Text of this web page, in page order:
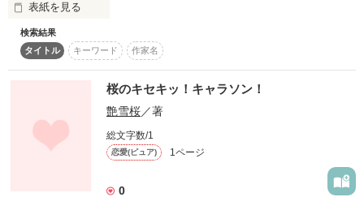
もう私には、あなたしかいないのだから。
私を傷つけては癒やす、
美しくも恐ろしいその姿――……
表紙を見る
薄桜鬼の世界に現れた少女！
それは人斬りと恐れられた鬼の娘でもあった！
その少女は最強少女で頭も良い言う事無しの少女！
その少女は訳あって新選組の屯所に訪れるすると…背後かは
「おい…そこでなにしてんだ」と言う男の声が…！
果たして少女の運命は！
検索結果
タイトル
キーワード 作家名
桜のキセキッ！キャラソン！
艶雪桜／著
総文字数/1
恋愛(ピュア) 1ページ
0